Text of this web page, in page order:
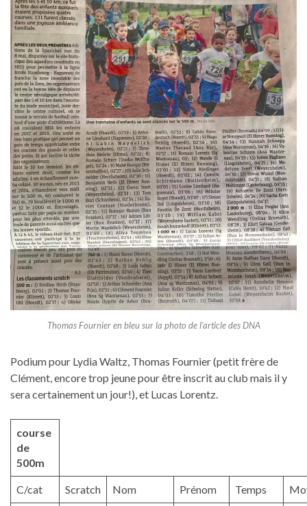
Thomas Fournier en bleu sur la photo de l’article des DNA
Podium pour Lydia Waltz, Thomas Fournier (petit frère de
Clément, encore trop jeune pour être inscrit au club mais il y
sera certainement un jour!), et Lucas Lorentz.
course
de
500m
C/cat Scratch Nom Prénom Temps